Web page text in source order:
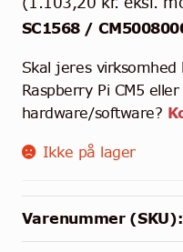
SC1568 /
Skal jeres
Raspberry Pi CM5
hardware/software?
Ikke på lager
Varenummer